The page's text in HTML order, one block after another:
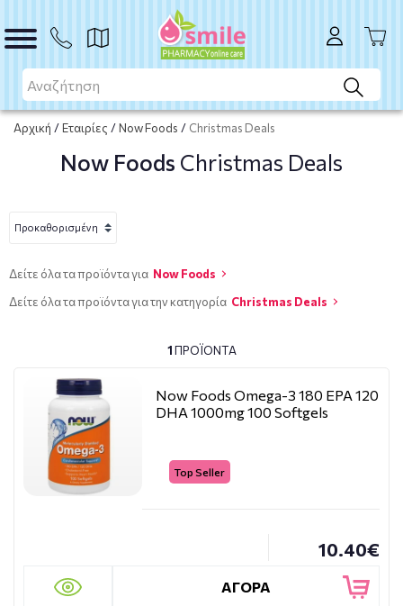
Αρχική /Εταιρίες /Now Foods / Christmas Deals
Now Foods Christmas Deals
Δείτε όλα τα προϊόντα για Now Foods
Δείτε όλα τα προϊόντα για την κατηγορία Christmas Deals
1ΠΡΟΪΌΝΤΑ
Now Foods Omega-3 180 EPA 120
DHA 1000mg 100 Softgels
Top Seller
10.40€
ΑΓΟΡΑ